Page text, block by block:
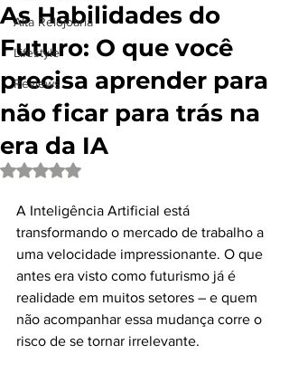
Alta Relojoaria
Lifestyle
Reviews
As Habilidades do
Futuro: O que você
precisa aprender para
não ficar para trás na
era da IA
Avaliado com NaN de 5 estrelas.
A Inteligência Artificial está
transformando o mercado de trabalho a
uma velocidade impressionante. O que
antes era visto como futurismo já é
realidade em muitos setores – e quem
não acompanhar essa mudança corre o
risco de se tornar irrelevante.